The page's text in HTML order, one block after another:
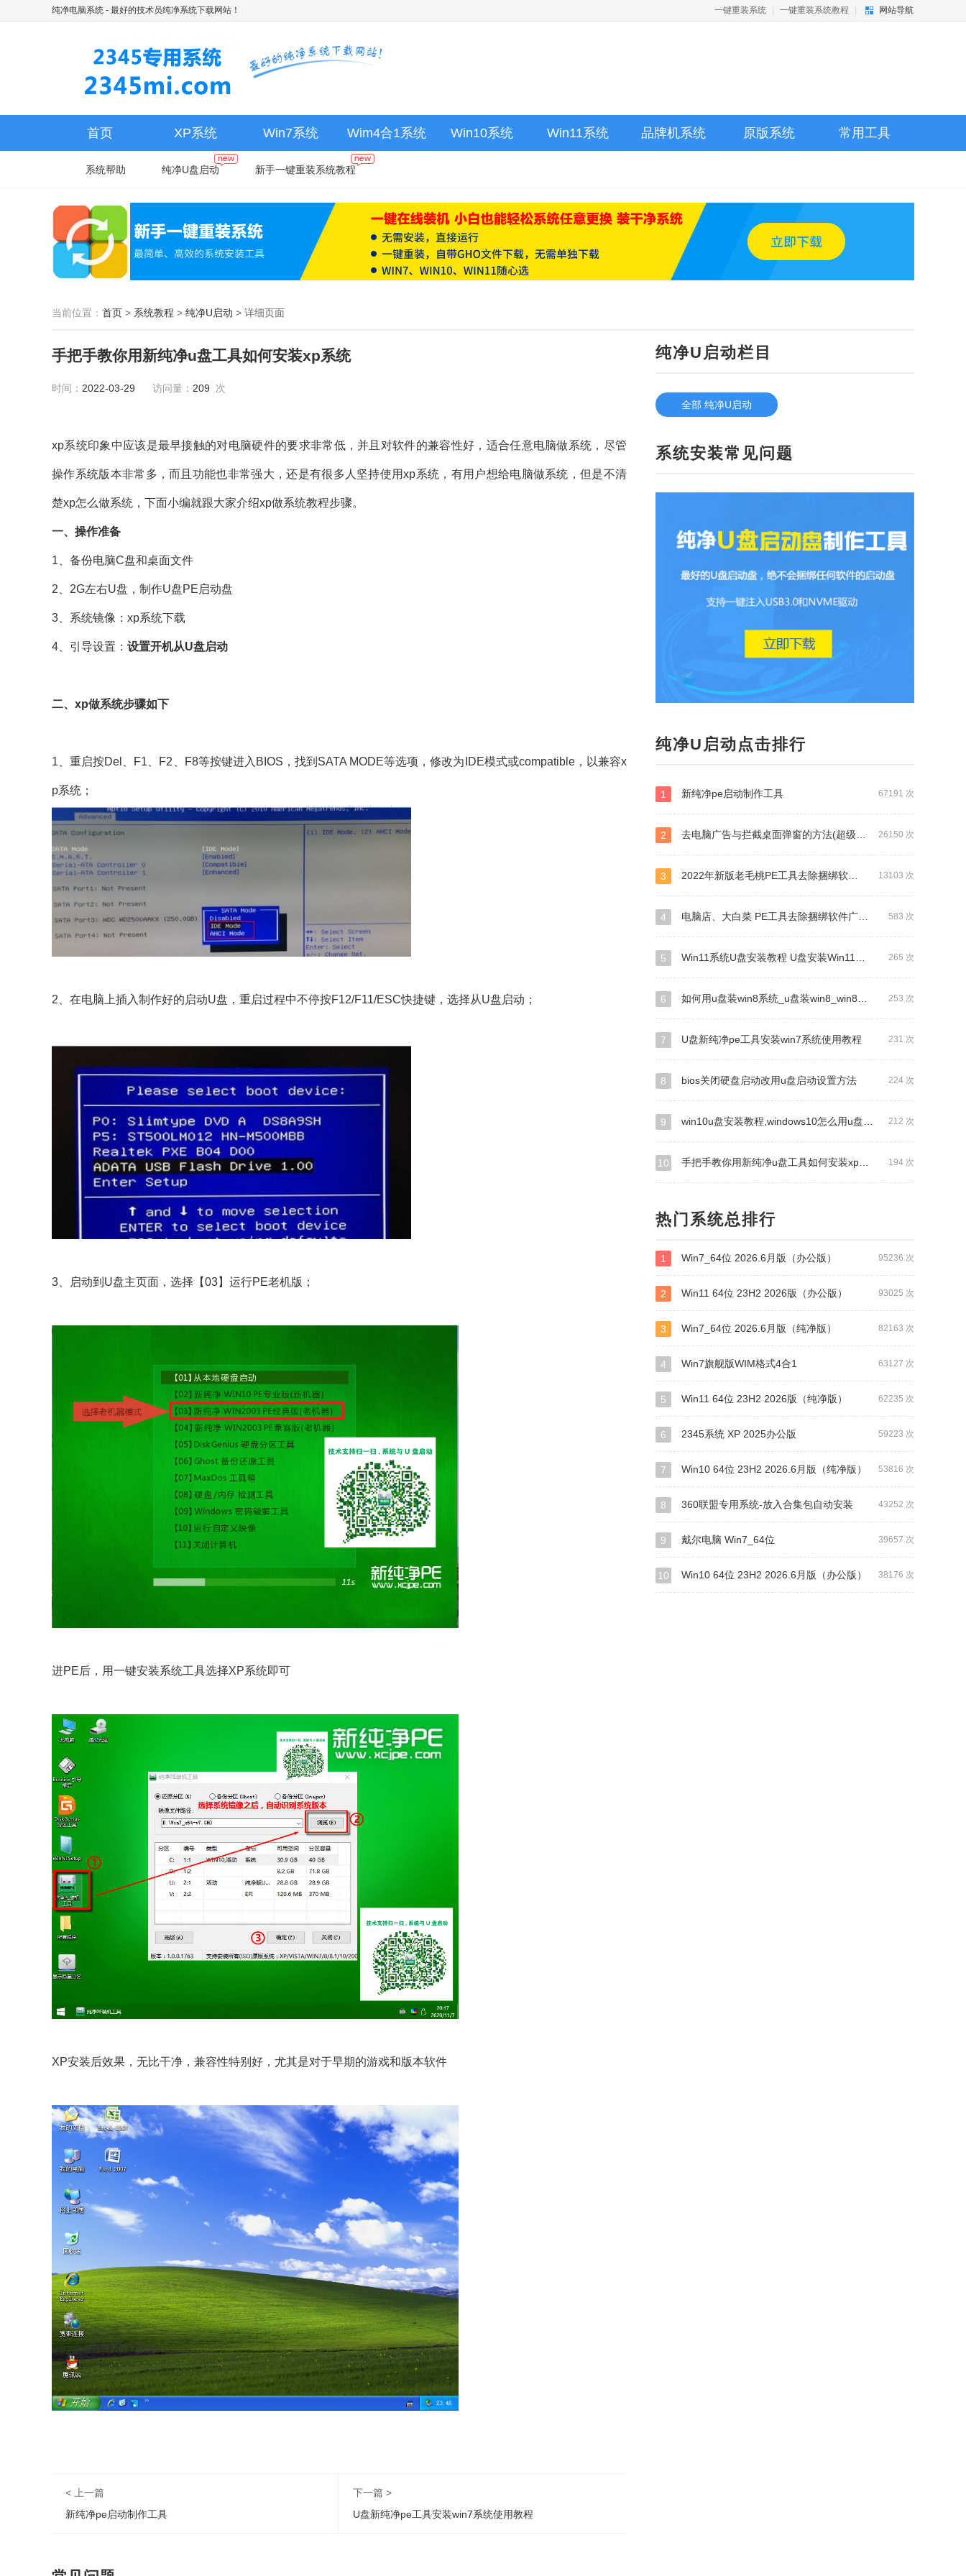
纯净电脑系统 - 最好的技术员纯净系统下载网站！ 一键重装系统 一键重装系统教程 网站导航
首页 XP系统 Win7系统 Wim4合1系统 Win10系统 Win11系统 品牌机系统 原版系统 常用工具
系统帮助 纯净U盘启动 新手一键重装系统教程
当前位置： 首页 > 系统教程 > 纯净U启动 > 详细页面
手把手教你用新纯净u盘工具如何安装xp系统
时间： 2022-03-29 访问量： 209 次
xp系统印象中应该是最早接触的对电脑硬件的要求非常低，并且对软件的兼容性好，适合任意电脑做系统，尽管
操作系统版本非常多，而且功能也非常强大，还是有很多人坚持使用xp系统，有用户想给电脑做系统，但是不清
楚xp怎么做系统，下面小编就跟大家介绍xp做系统教程步骤。
一、操作准备
1、备份电脑C盘和桌面文件
2、2G左右U盘， 制作U盘PE启动盘
3、系统镜像： xp系统下载
4、引导设置： 设置开机从U盘启动
二、xp做系统步骤如下
1、重启按Del、F1、F2、F8等按键进入BIOS，找到SATA MODE等选项，修改为IDE模式或compatible，以兼容x
p系统；
2、在电脑上插入制作好的启动U盘，重启过程中不停按F12/F11/ESC快捷键，选择从U盘启动；
3、启动到U盘主页面，选择【03】运行PE老机版；
进PE后，用一键安装系统工具选择XP系统即可
XP安装后效果，无比干净，兼容性特别好，尤其是对于早期的游戏和版本软件
< 上一篇
新纯净pe启动制作工具
下一篇 >
U盘新纯净pe工具安装win7系统使用教程
纯净U启动栏目
全部 纯净U启动
系统安装常见问题
纯净U启动点击排行
67191 次
1 新纯净pe启动制作工具
26150 次
2 去电脑广告与拦截桌面弹窗的方法(超级实用)
13103 次
3 2022年新版老毛桃PE工具去除捆绑软件广告的方法（独家首发）
583 次
4 电脑店、大白菜 PE工具去除捆绑软件广告的方法
265 次
5 Win11系统U盘安装教程 U盘安装Win11系统详细图文教程
253 次
6 如何用u盘装win8系统_u盘装win8_win8系统安装教程_新纯净启动
231 次
7 U盘新纯净pe工具安装win7系统使用教程
224 次
8 bios关闭硬盘启动改用u盘启动设置方法
212 次
9 win10u盘安装教程,windows10怎么用u盘新纯净pe安装
194 次
10 手把手教你用新纯净u盘工具如何安装xp系统
热门系统总排行
95236 次
1 Win7_64位 2026.6月版（办公版）
93025 次
2 Win11 64位 23H2 2026版（办公版）
82163 次
3 Win7_64位 2026.6月版（纯净版）
63127 次
4 Win7旗舰版WIM格式4合1
62235 次
5 Win11 64位 23H2 2026版（纯净版）
59223 次
6 2345系统 XP 2025办公版
53816 次
7 Win10 64位 23H2 2026.6月版（纯净版）
43252 次
8 360联盟专用系统-放入合集包自动安装
39657 次
9 戴尔电脑 Win7_64位
38176 次
10 Win10 64位 23H2 2026.6月版（办公版）